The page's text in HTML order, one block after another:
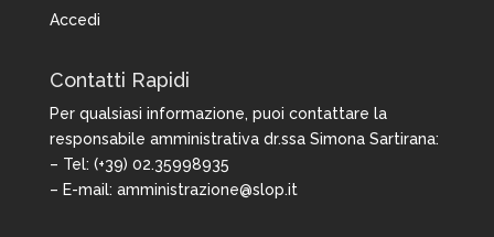
Accedi
Contatti Rapidi
Per qualsiasi informazione, puoi contattare la
responsabile amministrativa dr.ssa Simona Sartirana:
– Tel: (+39) 02.35998935
– E-mail: amministrazione@slop.it